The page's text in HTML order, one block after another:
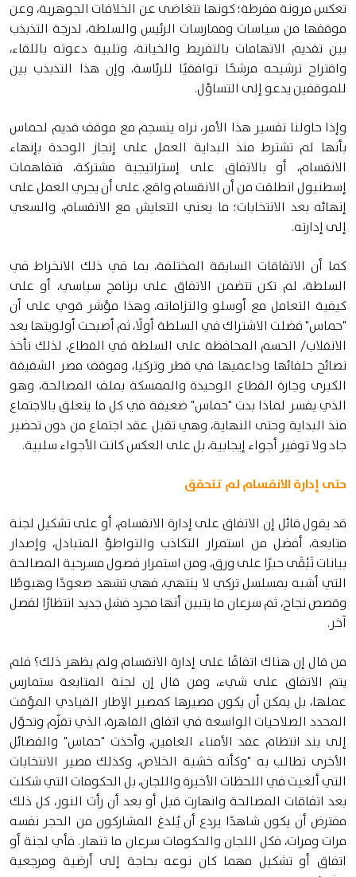
تعكس مرونة مفرطة؛ كونها تتغاضى عن الخلافات الجوهرية، وعن
موقفها من سياسات وممارسات الرئيس والسلطة، لدرجة التذبذب
بين تقديم الاتهامات بالتفريط والخيانة، وتلبية دعوته باللقاء،
واقتراح ترشيحه مرشحًا توافقيًا للرئاسة، وإن هذا التذبذب بين
للموقفين يدعو إلى التساؤل.
وإذا حاولنا تفسير هذا الأمر، نراه ينسجم مع موقف قديم لحماس
بأنها لم تشترط منذ البداية العمل على إنجاز الوحدة بإنهاء
الانقسام، أو بالاتفاق على إستراتيجية مشتركة، فتفاهمات
إسطنبول انطلقت من أن الانقسام واقع، على أن يجري العمل على
إنهائه بعد الانتخابات؛ ما يعني التعايش مع الانقسام، والسعي
إلى إدارته.
كما أن الاتفاقات السابقة المختلفة، بما في ذلك الانخراط في
السلطة، لم تكن تتضمن الاتفاق على برنامج سياسي، أو على
كيفية التعامل مع أوسلو والتزاماته، وهذا مؤشر قوي على أن
"حماس" فضلت الاشتراك في السلطة أولًا، ثم أصبحت أولويتها بعد
الانقلاب/ الحسم المحافظة على السلطة في القطاع، لذلك تأخذ
نصائح حلفائها وداعميها في قطر وتركيا، وموقف مصر الشقيقة
الكبرى وجارة القطاع الوحيدة والممسكة بملف المصالحة، وهو
الذي يفسر لماذا بدت "حماس" ضعيفة في كل ما يتعلق بالاجتماع
منذ البداية وحتى النهاية، وهي تقبل عقد اجتماع من دون تحضير
جاد ولا توفير أجواء إيجابية، بل على العكس كانت الأجواء سلبية.
حتى إدارة الانقسام لم تتحقق
قد يقول قائل إن الاتفاق على إدارة الانقسام، أو على تشكيل لجنة
متابعة، أفضل من استمرار التكاذب والتواطؤ المتبادل، وإصدار
بيانات تَبْقَى حبرًا على ورق، ومن استمرار فصول مسرحية المصالحة
التي أشبه بمسلسل تركي لا ينتهي، فهي تشهد صعودًا وهبوطًا
وقصص نجاح، ثم سرعان ما يتبين أنها مجرد فشل جديد انتظارًا لفصل
آخر.
من قال إن هناك اتفاقًا على إدارة الانقسام ولم يظهر ذلك؟ فلم
يتم الاتفاق على شيء، ومن قال إن لجنة المتابعة ستمارس
عملها، بل يمكن أن يكون مصيرها كمصير الإطار القيادي المؤقت
المحدد الصلاحيات الواسعة في اتفاق القاهرة، الذي تقزّم وتحوّل
إلى بند انتظام عقد الأمناء العامين، وأخذت "حماس" والفصائل
الأخرى تطالب به "وكأنه خشبة الخلاص، وكذلك مصير الانتخابات
التي ألغيت في اللحظات الأخيرة واللجان، بل الحكومات التي شكلت
بعد اتفاقات المصالحة وانهارت قبل أو بعد أن رأت النور، كل ذلك
مفترض أن يكون شاهدًا يردع أن يُلدغ المشاركون من الحجر نفسه
مرات ومرات، فكل اللجان والحكومات سرعان ما تنهار. فأي لجنة أو
اتفاق أو تشكيل مهما كان نوعه بحاجة إلى أرضية ومرجعية